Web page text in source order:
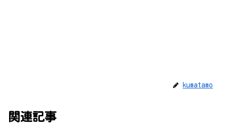
kumatamo
関連記事